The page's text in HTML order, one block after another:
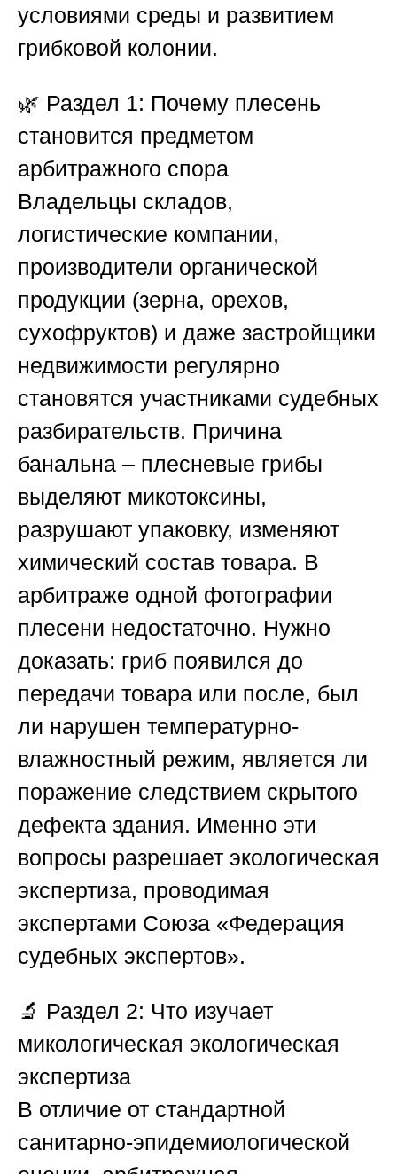
условиями среды и развитием
грибковой колонии.
🌿 Раздел 1: Почему плесень
становится предметом
арбитражного спора
Владельцы складов,
логистические компании,
производители органической
продукции (зерна, орехов,
сухофруктов) и даже застройщики
недвижимости регулярно
становятся участниками судебных
разбирательств. Причина
банальна – плесневые грибы
выделяют микотоксины,
разрушают упаковку, изменяют
химический состав товара. В
арбитраже одной фотографии
плесени недостаточно. Нужно
доказать: гриб появился до
передачи товара или после, был
ли нарушен температурно-
влажностный режим, является ли
поражение следствием скрытого
дефекта здания. Именно эти
вопросы разрешает экологическая
экспертиза, проводимая
экспертами Союза «Федерация
судебных экспертов».
🔬 Раздел 2: Что изучает
микологическая экологическая
экспертиза
В отличие от стандартной
санитарно-эпидемиологической